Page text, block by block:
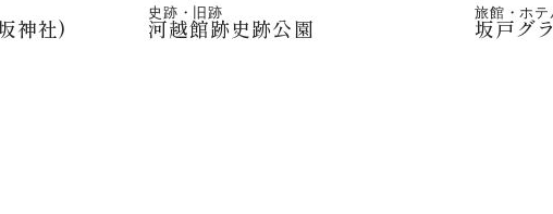
神社)
史跡・旧跡
河越館跡史跡公園
旅館・ホ
坂戸グ